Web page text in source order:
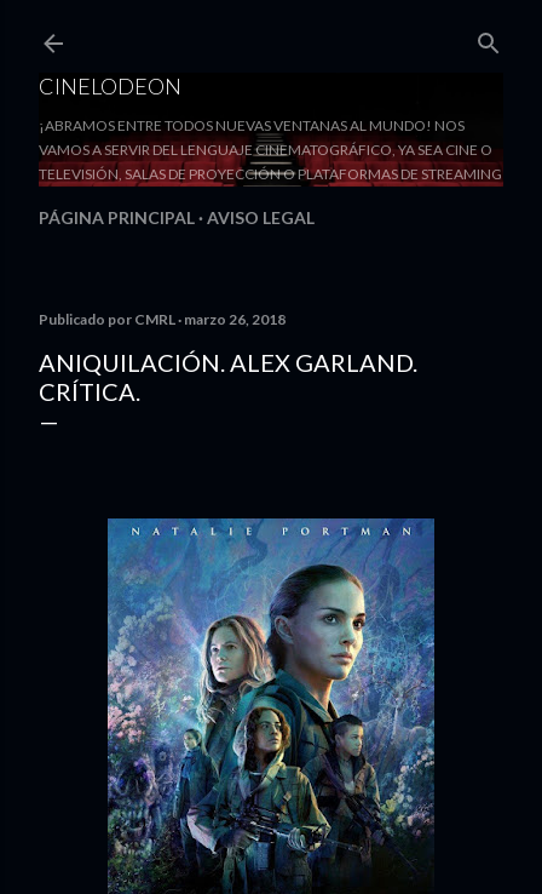
CINELODEON
¡ABRAMOS ENTRE TODOS NUEVAS VENTANAS AL MUNDO! NOS
VAMOS A SERVIR DEL LENGUAJE CINEMATOGRÁFICO, YA SEA CINE O
TELEVISIÓN, SALAS DE PROYECCIÓN O PLATAFORMAS DE STREAMING
PÁGINA PRINCIPAL AVISO LEGAL
Publicado por CMRL marzo 26, 2018
ANIQUILACIÓN. ALEX GARLAND.
CRÍTICA.